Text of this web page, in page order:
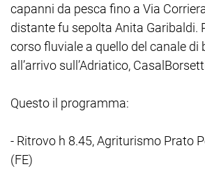
capanni da pesca fino a Via
distante fu sepolta Anita Garibaldi.
corso fluviale a quello del canale di
all’arrivo sull’Adriatico,
Questo il programma:
- Ritrovo h 8.45, Agriturismo Prato
(FE)